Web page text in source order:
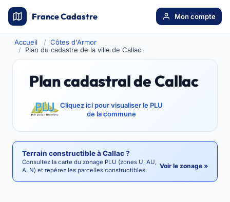
France Cadastre Mon compte
Accueil
Côtes d'Armor
Plan du cadastre de la ville de Callac
Plan cadastral de Callac
Cliquez ici pour visualiser le PLU
de la commune
Terrain constructible à Callac ?
Consultez la carte du zonage PLU (zones U, AU,
A, N) et repérez les parcelles constructibles.
Voir le zonage »